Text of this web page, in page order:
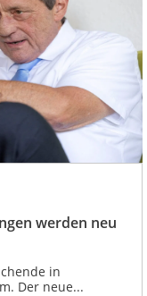
werden neu
in
Der neue...